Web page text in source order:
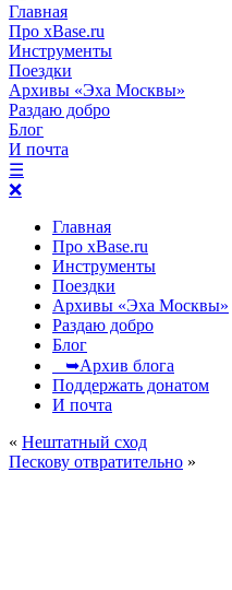
Главная
Про xBase.ru
Инструменты
Поездки
Архивы «Эха Москвы»
Раздаю добро
Блог
И почта
☰
❌
Главная
Про xBase.ru
Инструменты
Поездки
Архивы «Эха Москвы»
Раздаю добро
Блог
➥Архив блога
Поддержать донатом
И почта
« Нештатный сход
Пескову отвратительно »